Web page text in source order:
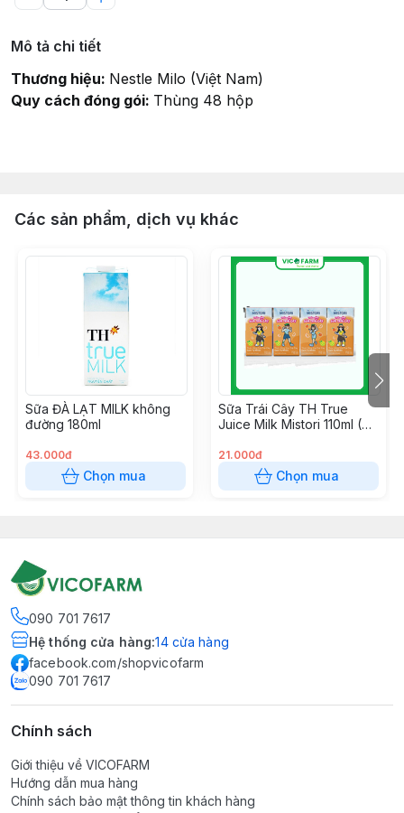
Mô tả chi tiết
Thương hiệu: Nestle Milo (Việt Nam)
Quy cách đóng gói: Thùng 48 hộp
Các sản phẩm, dịch vụ khác
Sữa ĐÀ LẠT MILK không
đường 180ml
43.000đ
Chọn mua
Sữa Trái Cây TH True
Juice Milk Mistori 110ml (Vị
21.000đ
Chọn mua
090 701 7617
Hệ thống cửa hàng:14 cửa hàng
facebook.com/shopvicofarm
090 701 7617
Chính sách
Giới thiệu về VICOFARM
Hướng dẫn mua hàng
Chính sách bảo mật thông tin khách hàng